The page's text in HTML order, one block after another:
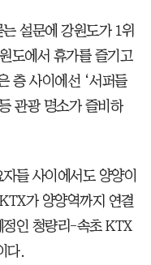
설문에 강원도가 1위
도에서 휴가를 즐기고
층 사이에선 ‘서퍼들
관광 명소가 즐비하
들 사이에서도 양양이
가 양양역까지 연결
인 청량리-속초 KTX
다.